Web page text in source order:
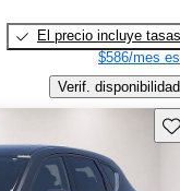
El precio incluye tasas
$586/mes
Verif. disponibilidad